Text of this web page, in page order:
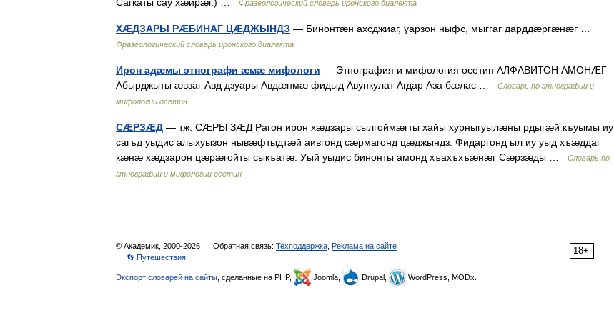
Фразеологический словарь иронского диалекта
ХÆДЗАРЫ РÆБИНАГ ЦÆДЖЫНДЗ — Бинонтæн ахсджиаг, уарзон ныфс, мыггаг дарддæргæнæг …
Фразеологический словарь иронского диалекта
Ирон адæмы этнографи æмæ мифологи — Этнография и мифология осетин АЛФАВИТОН АМОНÆГ
Абырджыты æвзаг Авд дзуары Авдæнмæ фидыд Авункулат Агдар Аза бæлас …
Словарь по этнографии и
мифологии осетин
СÆРЗÆД — тж. СÆРЫ ЗÆД Рагон ирон хæдзары сылгоймæгты хайы хурныгуылæны рдыгæй къуымы иу
сагъд уыдис алыхуызон нывæфтыдтæй аивгонд сæрмагонд цæджындз. Фидаргонд ыл иу уыд хъæддаг
кæнæ хæдзарон цæрæгойты сыкъатæ. Уый уыдис бинонты амонд хъахъхъæнæг Сæрзæды …
Словарь по
этнографии и мифологии осетин
18+
© Академик, 2000-2026 Обратная связь: Техподдержка Реклама на сайте
👣 Путешествия
Экспорт словарей на сайты , сделанные на PHP, Joomla, Drupal, WordPress, MODx.